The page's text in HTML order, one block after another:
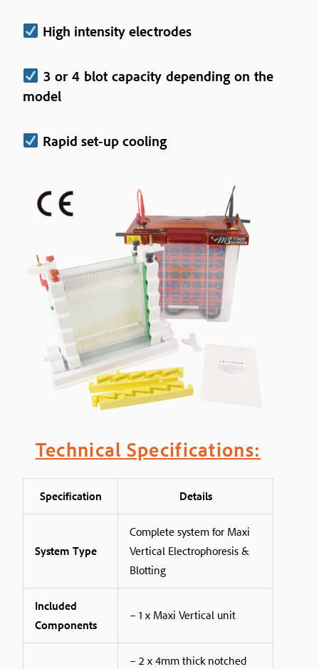
High intensity electrodes
3 or 4 blot capacity depending on the
model
Rapid set-up cooling
Technical Specifications:
Specification Details
System Type
Complete system for Maxi
Vertical Electrophoresis &
Blotting
Included
Components
– 1 x Maxi Vertical unit
– 2 x 4mm thick notched